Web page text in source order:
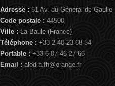
Adresse : 51 Av. du Général de Gaulle
Code postale : 44500
Ville : La Baule (France)
Téléphone : +33 2 40 23 68 54
Portable : +33 6 07 46 27 66
Email : alodra.fh@orange.fr